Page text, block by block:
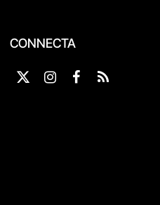
CONNECTA
X
Instagram
Facebook
RSS